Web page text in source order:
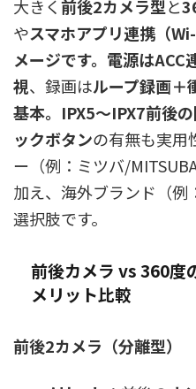
大きく前後2カメラ型と
やスマホアプリ連携（
メージです。電源は
視、録画はループ録画＋
基本。IPX5〜IPX7前後
ックボタンの有無も実用
ー（例：ミツバ/
加え、海外ブランド（例
選択肢です。
前後カメラ vs 360度
メリット比較
前後2カメラ（分離型）